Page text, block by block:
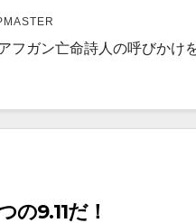
フガン亡命詩人の呼びかけ
の9.11だ！